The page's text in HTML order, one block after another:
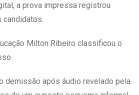
a prova impressa registrou
candidatos.
Milton Ribeiro classificou o
demissão após áudio revelado pela